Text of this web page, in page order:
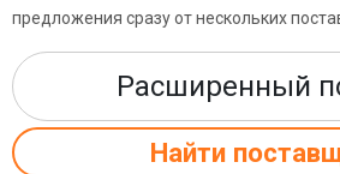
предложения сразу от нескольких
Расширенный
Найти